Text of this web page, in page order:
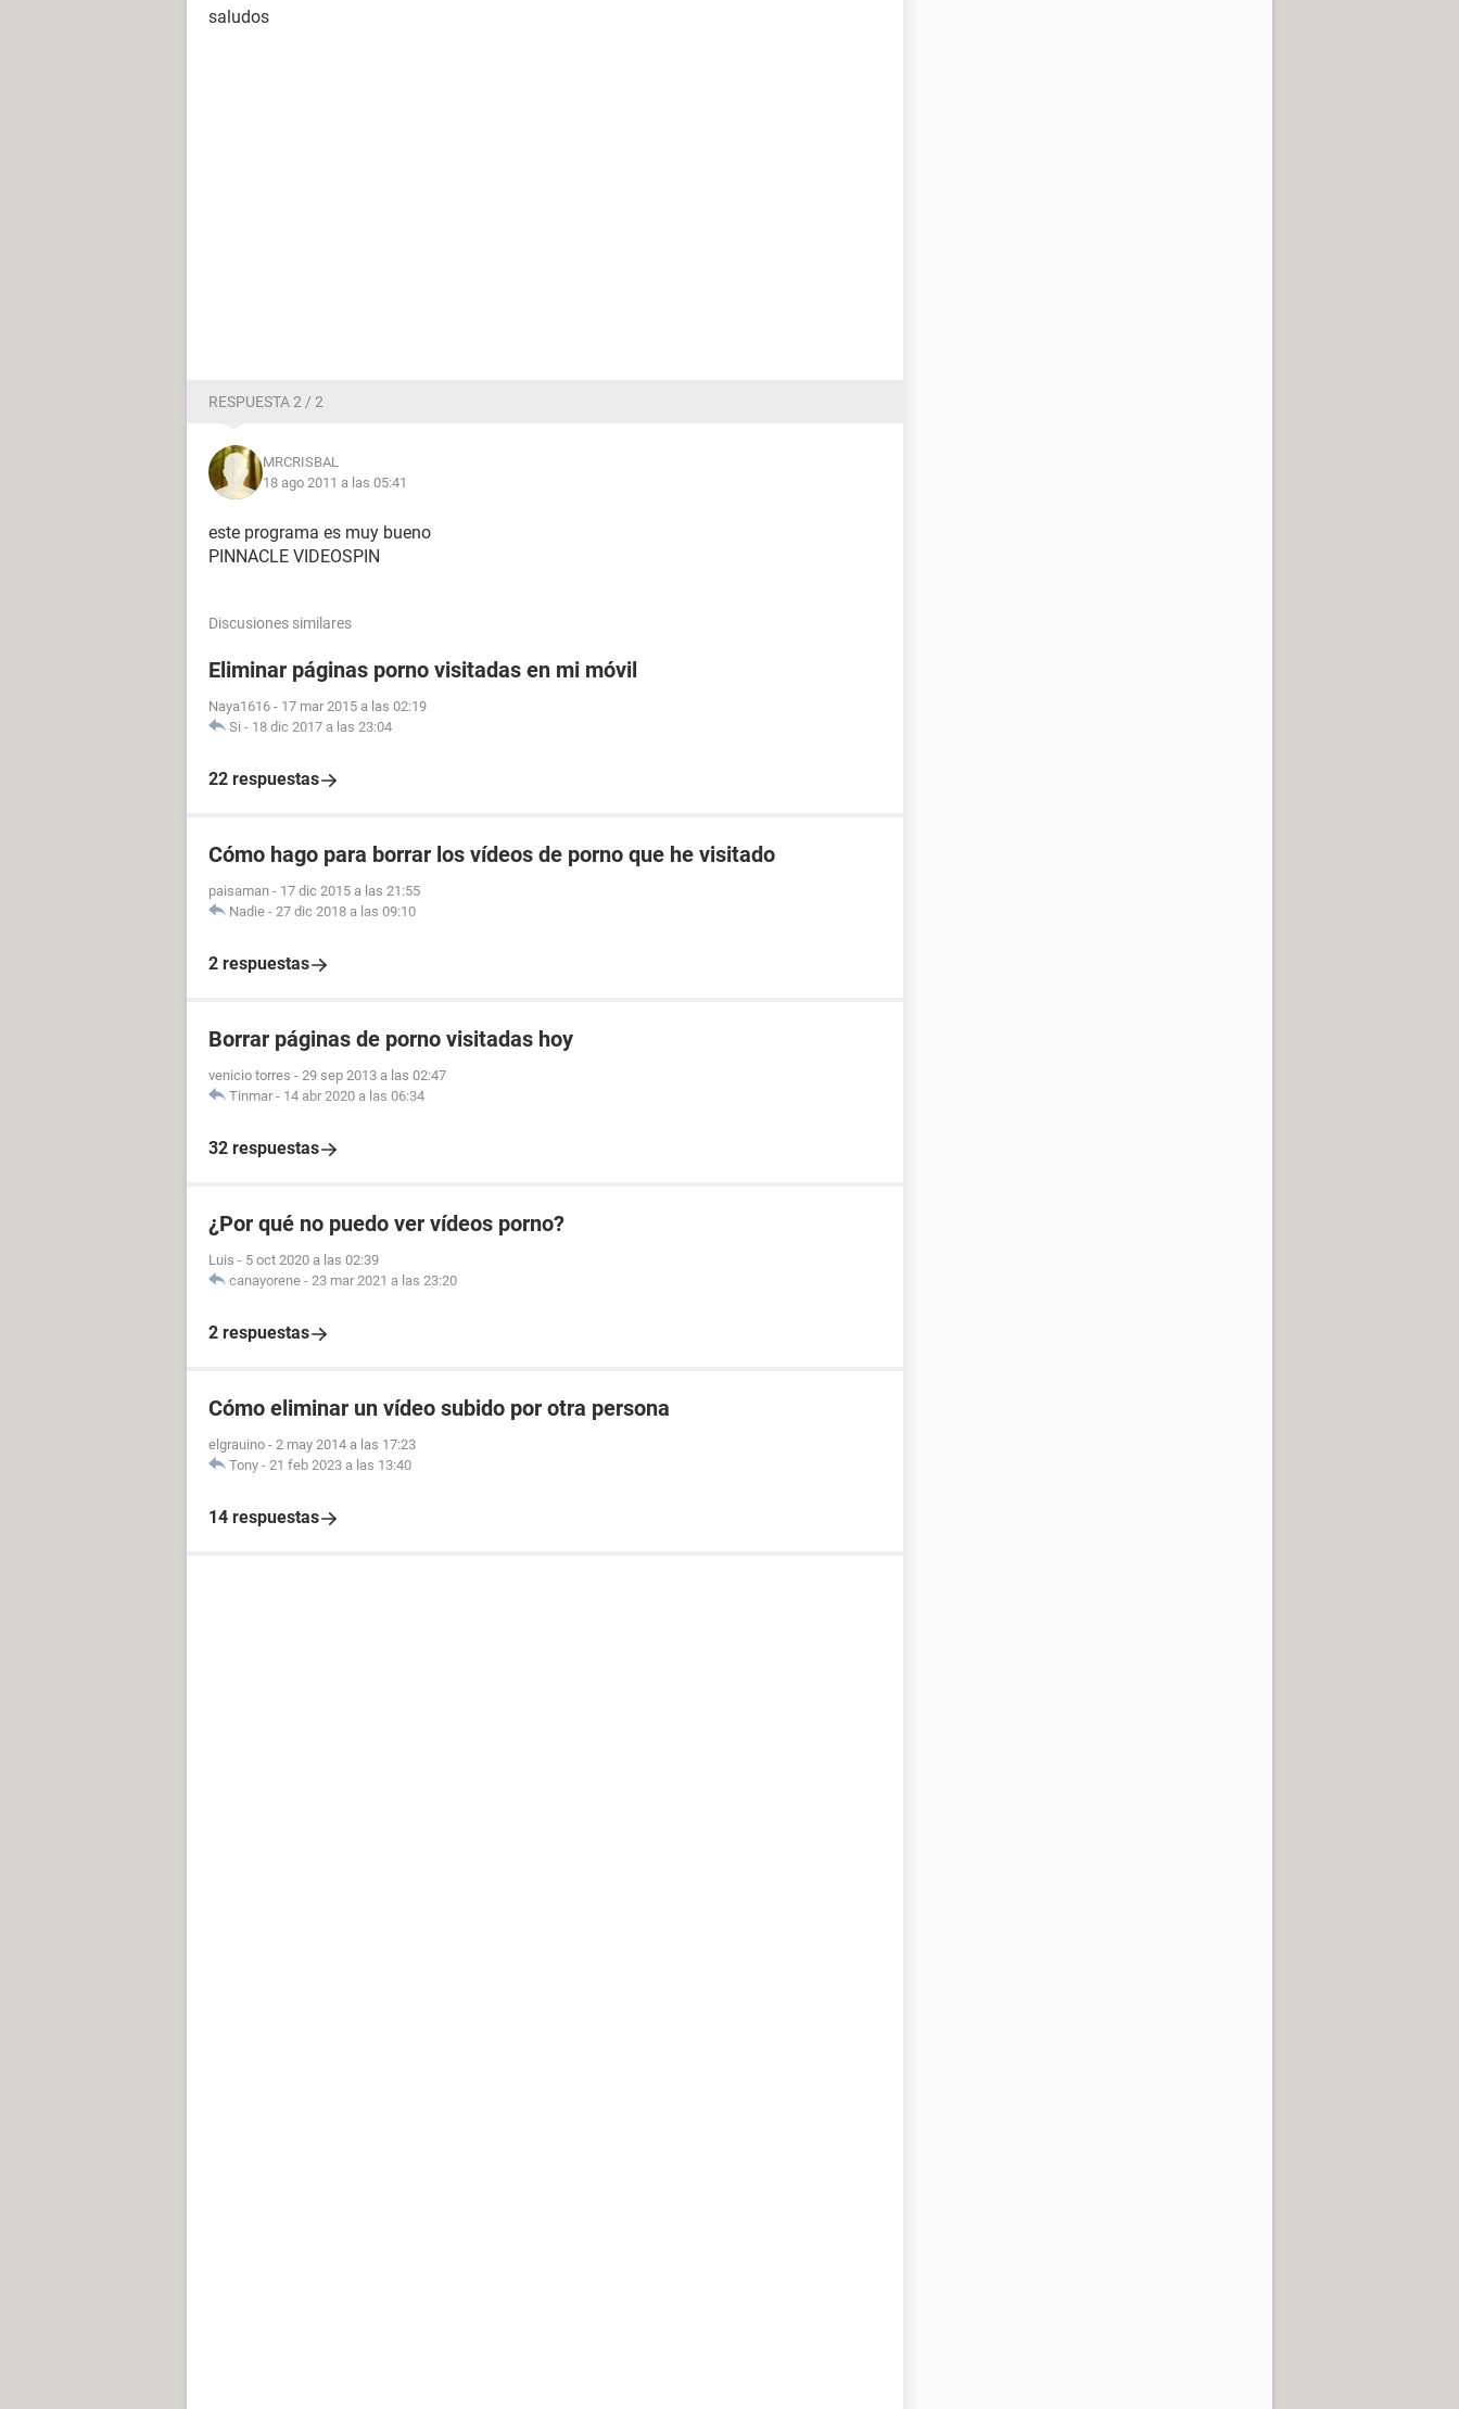
saludos
RESPUESTA 2 / 2
MRCRISBAL
18 ago 2011 a las 05:41
este programa es muy bueno
PINNACLE VIDEOSPIN
Discusiones similares
Eliminar páginas porno visitadas en mi móvil
Naya1616 - 17 mar 2015 a las 02:19
Si - 18 dic 2017 a las 23:04
22 respuestas
Cómo hago para borrar los vídeos de porno que he visitado
paisaman - 17 dic 2015 a las 21:55
Nadie - 27 dic 2018 a las 09:10
2 respuestas
Borrar páginas de porno visitadas hoy
venicio torres - 29 sep 2013 a las 02:47
Tinmar - 14 abr 2020 a las 06:34
32 respuestas
¿Por qué no puedo ver vídeos porno?
Luis - 5 oct 2020 a las 02:39
canayorene - 23 mar 2021 a las 23:20
2 respuestas
Cómo eliminar un vídeo subido por otra persona
elgrauino - 2 may 2014 a las 17:23
Tony - 21 feb 2023 a las 13:40
14 respuestas